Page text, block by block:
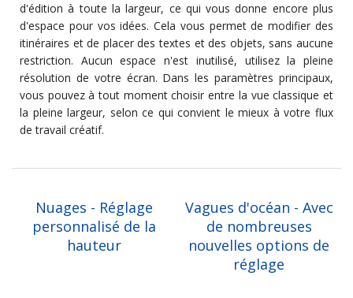
d'édition à toute la largeur, ce qui vous donne encore plus
d'espace pour vos idées. Cela vous permet de modifier des
itinéraires et de placer des textes et des objets, sans aucune
restriction. Aucun espace n'est inutilisé, utilisez la pleine
résolution de votre écran. Dans les paramètres principaux,
vous pouvez à tout moment choisir entre la vue classique et
la pleine largeur, selon ce qui convient le mieux à votre flux
de travail créatif.
Nuages - Réglage
personnalisé de la
hauteur
Vagues d'océan - Avec
de nombreuses
nouvelles options de
réglage